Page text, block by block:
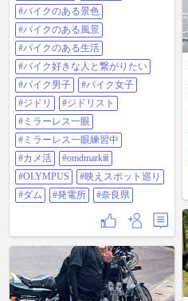
Mark Ⅲ 📱:Galaxy S22 #cb750rc42
#cb400sb #バイクのある景色 #バイ
クのある風景 #バイクのある生活 #
バイク好きな人と繋がりたい #バイ
ク男子 #バイク女子 #ジドリ #ジド
リスト #ミラーレス一眼 #ミラーレ
ス一眼練習中 #カメ活 #omdmarkiii
#olympus #映えスポット巡り #ダム
#発電所 #奈良県
#バイクのある景色
#バイクのある風景
#バイクのある生活
#バイク好きな人と繋がりたい
#バイク男子
#バイク女子
#ジドリ
#ジドリスト
#ミラーレス一眼
#ミラーレス一眼練習中
#カメ活
#omdmarkⅲ
#OLYMPUS
#映えスポット巡り
#ダム
#発電所 #奈良県